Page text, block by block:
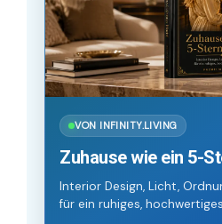
VON INFINITY.LIVING
Zuhause wie ein 5-
Interior Design, Licht,
für ein ruhiges,